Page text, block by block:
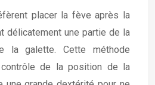
placer la fève après la
délicatement une partie de la
la galette. Cette méthode
de la position de la